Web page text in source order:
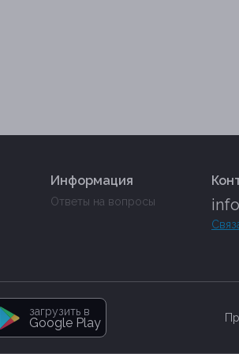
Информация
Ответы на вопросы
загрузить в
Google Play